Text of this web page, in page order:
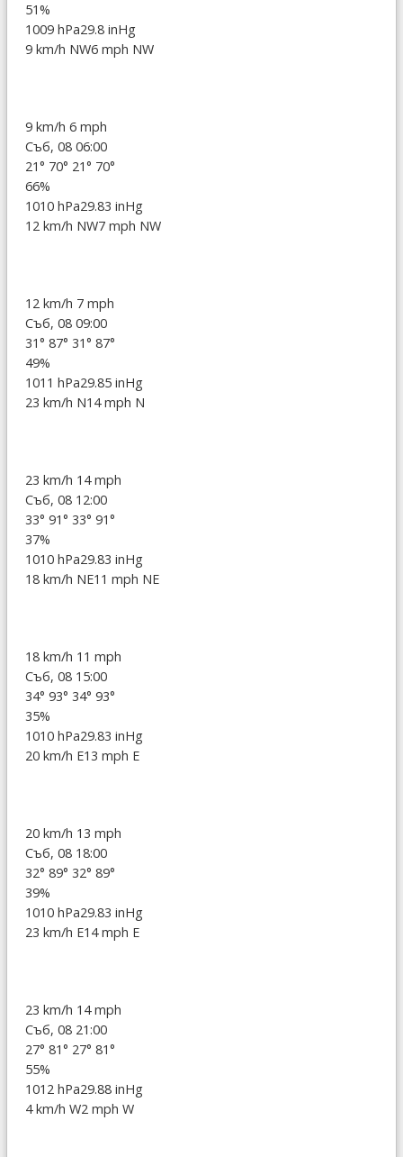
51%
1009 hPa29.8 inHg
9 km/h NW6 mph NW
9 km/h 6 mph
Съб, 08 06:00
21° 70° 21° 70°
66%
1010 hPa29.83 inHg
12 km/h NW7 mph NW
12 km/h 7 mph
Съб, 08 09:00
31° 87° 31° 87°
49%
1011 hPa29.85 inHg
23 km/h N14 mph N
23 km/h 14 mph
Съб, 08 12:00
33° 91° 33° 91°
37%
1010 hPa29.83 inHg
18 km/h NE11 mph NE
18 km/h 11 mph
Съб, 08 15:00
34° 93° 34° 93°
35%
1010 hPa29.83 inHg
20 km/h E13 mph E
20 km/h 13 mph
Съб, 08 18:00
32° 89° 32° 89°
39%
1010 hPa29.83 inHg
23 km/h E14 mph E
23 km/h 14 mph
Съб, 08 21:00
27° 81° 27° 81°
55%
1012 hPa29.88 inHg
4 km/h W2 mph W